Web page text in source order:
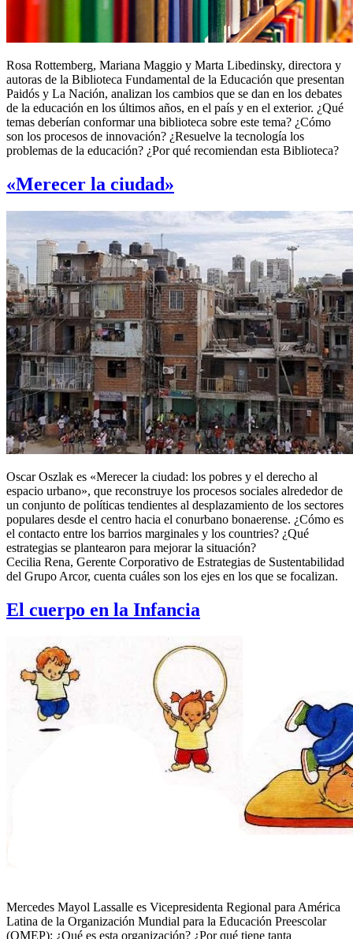
Rosa Rottemberg, Mariana Maggio y Marta Libedinsky, directora y
autoras de la Biblioteca Fundamental de la Educación que presentan
Paidós y La Nación, analizan los cambios que se dan en los debates
de la educación en los últimos años, en el país y en el exterior. ¿Qué
temas deberían conformar una biblioteca sobre este tema? ¿Cómo
son los procesos de innovación? ¿Resuelve la tecnología los
problemas de la educación? ¿Por qué recomiendan esta Biblioteca?
«Merecer la ciudad»
Oscar Oszlak es «Merecer la ciudad: los pobres y el derecho al
espacio urbano», que reconstruye los procesos sociales alrededor de
un conjunto de políticas tendientes al desplazamiento de los sectores
populares desde el centro hacia el conurbano bonaerense. ¿Cómo es
el contacto entre los barrios marginales y los countries? ¿Qué
estrategias se plantearon para mejorar la situación?
Cecilia Rena, ‎Gerente Corporativo de Estrategias de Sustentabilidad
del Grupo Arcor, cuenta cuáles son los ejes en los que se focalizan.
El cuerpo en la Infancia
Mercedes Mayol Lassalle es Vicepresidenta Regional para América
Latina de la Organización Mundial para la Educación Preescolar
(OMEP): ¿Qué es esta organización? ¿Por qué tiene tanta